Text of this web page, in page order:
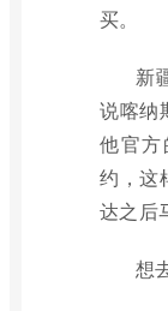
买。
新
说喀纳
他官
约，这
达之后
想